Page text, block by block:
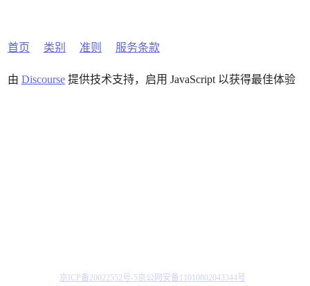
首页 类别 准则 服务条款
由 Discourse提供技术支持，启用 JavaScript 以获得最佳体验
京ICP备20022552号-5京公网安备11010802043344号